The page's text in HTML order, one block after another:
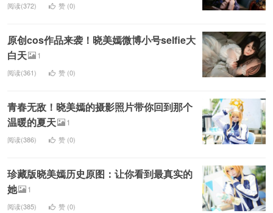
阅读(372) 赞 (0)
原创cos作品来袭！晓美嫣微博小号selfie大
白天
1
阅读(361) 赞 (0)
青春无敌！晓美嫣的摄影照片带你回到那个
温暖的夏天
1
阅读(386) 赞 (0)
珍藏版晓美嫣历史原图：让你看到最真实的
她
1
阅读(385) 赞 (0)